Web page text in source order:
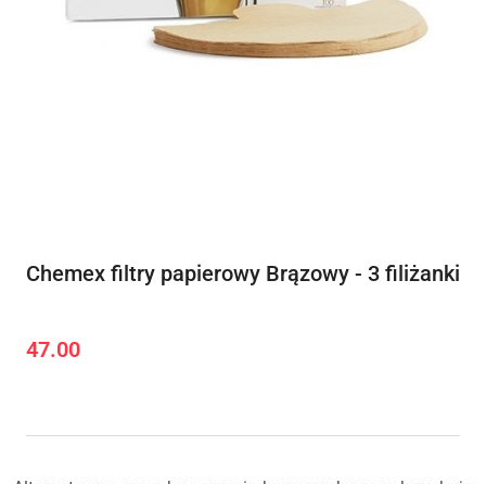
Chemex filtry papierowy Brązowy - 3 filiżanki
Cena:
47.00